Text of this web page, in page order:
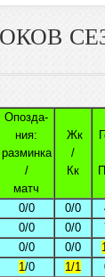
Опозда-
ния:
разминкa
/
матч
Жк
/
Кк
0/0 0/0
0/0 0/0
0/0 0/0
1/0 1/1